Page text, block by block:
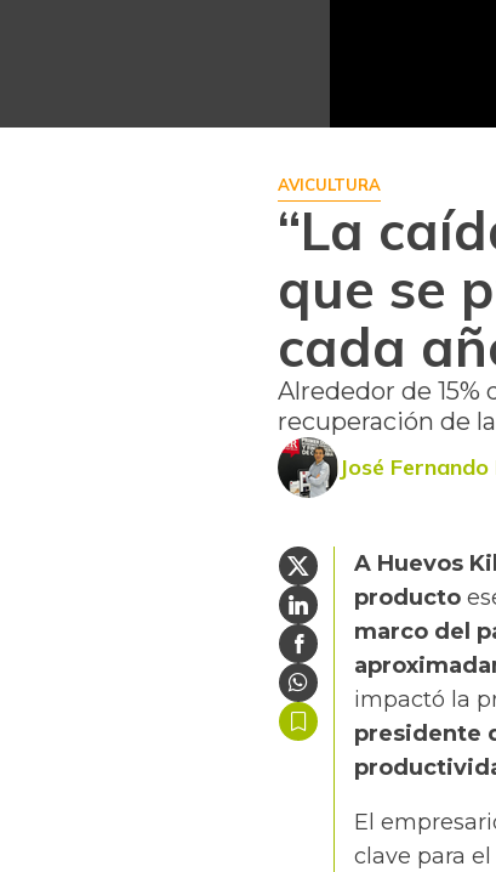
AVICULTURA
“La
que se
cada
Alrededor de 15%
recuperación de
José
A Huevos
producto
marco del
impactó la
presidente
El
clave para